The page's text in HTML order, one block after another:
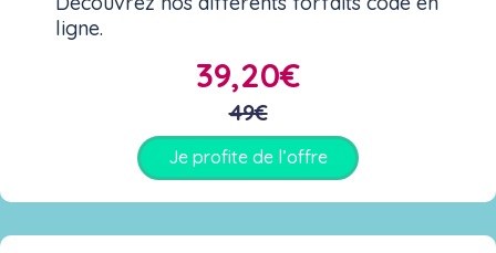
ligne.
39,20€
49€
Je profite de l’offre